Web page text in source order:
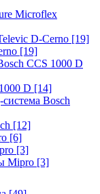
Microflex
D-Cerno [19]
[19]
CCS 1000 D
D [14]
Bosch
[12]
[6]
[3]
Mipro [3]